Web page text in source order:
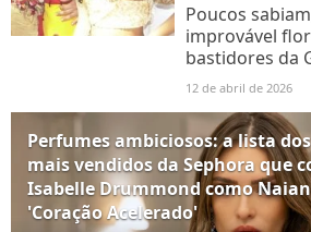
Poucos
improvável
bastidores da
Drummond e
reveladas
marcantes...
12 de abril de 2026
Perfumes ambiciosos: a lista
mais vendidos da Sephora que
Isabelle Drummond como
'Coração Acelerado'